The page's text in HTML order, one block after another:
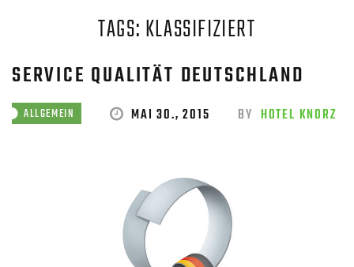
TAGS: KLASSIFIZIERT
SERVICE QUALITÄT DEUTSCHLAND
ALLGEMEIN MAI 30., 2015 BY HOTEL KNORZ